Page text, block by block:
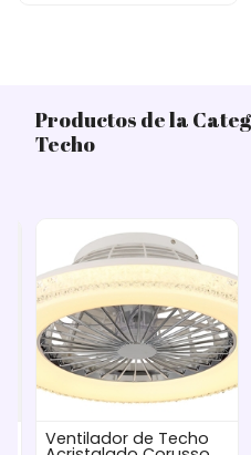
Productos de la
Techo
Ventilador de Techo